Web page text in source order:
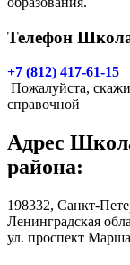
Телефон
+7 (812) 417-61-15
Пожалуйста,
справочной
Адрес
района:
198332, Санкт-
Ленинградская
ул. проспект